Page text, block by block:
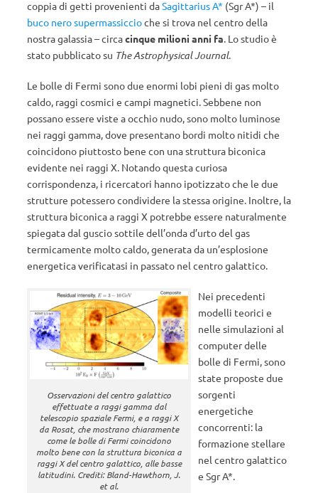
coppia di getti provenienti daSagittarius A* (Sgr A*) – il
buco nero supermassiccioche si trova nel centro della
nostra galassia – circacinque milioni anni fa. Lo studio è
stato pubblicato su The Astrophysical Journal.
Le bolle di Fermi sono due enormi lobi pieni di gas molto
caldo, raggi cosmici e campi magnetici. Sebbene non
possano essere viste a occhio nudo, sono molto luminose
nei raggi gamma, dove presentano bordi molto nitidi che
coincidono piuttosto bene con una struttura biconica
evidente nei raggi X. Notando questa curiosa
corrispondenza, i ricercatori hanno ipotizzato che le due
strutture potessero condividere la stessa origine. Inoltre, la
struttura biconica a raggi X potrebbe essere naturalmente
spiegata dal guscio sottile dell’onda d’urto del gas
termicamente molto caldo, generata da un’esplosione
energetica verificatasi in passato nel centro galattico.
Osservazioni del centro galattico
effettuate a raggi gamma dal
telescopio spaziale Fermi, e a raggi X
da Rosat, che mostrano chiaramente
come le bolle di Fermi coincidono
molto bene con la struttura biconica a
raggi X del centro galattico, alle basse
latitudini. Crediti: Bland-Hawthorn, J.
et al.
Nei precedenti
modelli teorici e
nelle simulazioni al
computer delle
bolle di Fermi, sono
state proposte due
sorgenti
energetiche
concorrenti: la
formazione stellare
nel centro galattico
e Sgr A*.